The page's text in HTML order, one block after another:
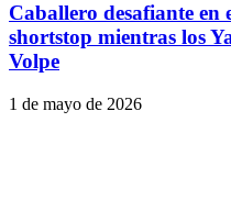
Caballero desafiante en
shortstop mientras los
Volpe
1 de mayo de 2026